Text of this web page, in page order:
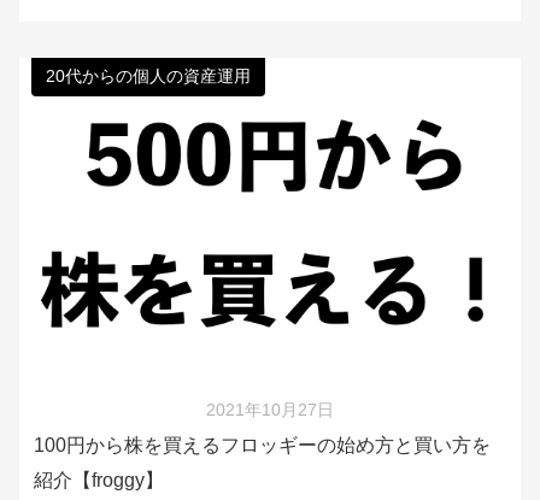
20代からの個人の資産運用
2021年10月27日
100円から株を買えるフロッギーの始め方と買い方を
紹介【froggy】